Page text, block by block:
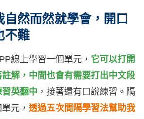
自然而然就學會，開口
不難
線上學習一個單元， 它可以打開
解，中間也會有需要打出中文段
英翻中 ，接著還有口說練習。隔
元， 透過五次間隔學習法幫助我